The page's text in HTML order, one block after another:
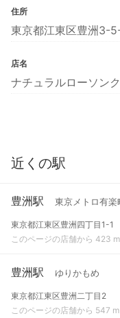
住所
東京都江東区豊洲3-
店名
ナチュラルローソン
近くの駅
豊洲駅 東京メトロ有楽
東京都江東区豊洲四丁目1-1
このページの店舗から 423 m
豊洲駅 ゆりかもめ
東京都江東区豊洲二丁目2
このページの店舗から 547 m